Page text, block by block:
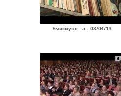
Емисиуня та - 08/04/13